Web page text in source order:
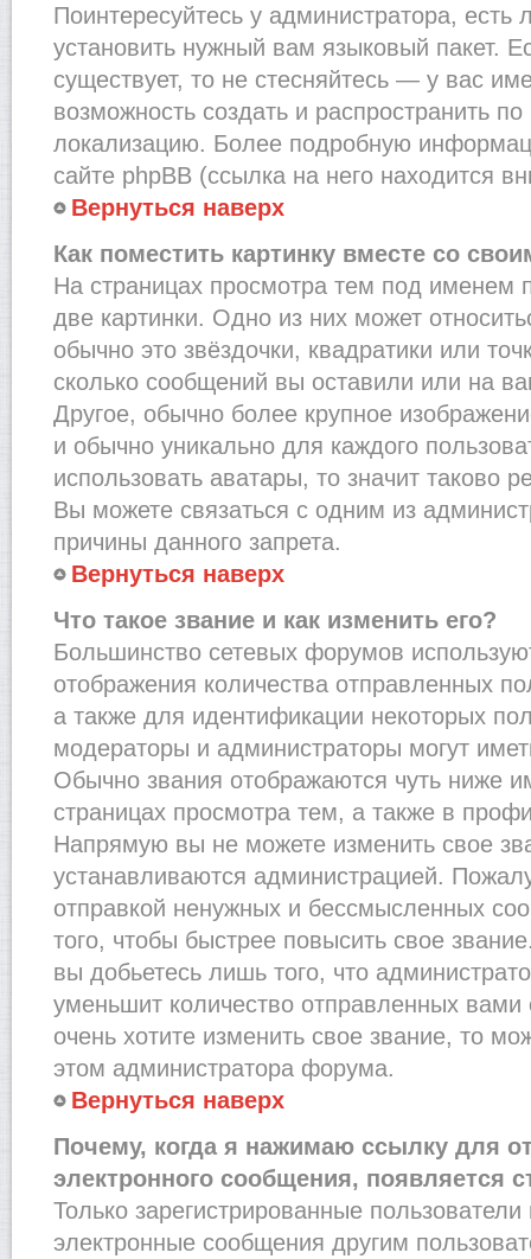
Поинтересуйтесь у администратора, есть
установить нужный вам языковый пакет.
существует, то не стесняйтесь — у вас
возможность создать и распространить
локализацию. Более подробную
сайте phpBB (ссылка на него находится
Вернуться наверх
Как поместить картинку вместе со
На страницах просмотра тем под именем
две картинки. Одно из них может
обычно это звёздочки, квадратики или
сколько сообщений вы оставили или на
Другое, обычно более крупное
и обычно уникально для каждого
использовать аватары, то значит таково
Вы можете связаться с одним из
причины данного запрета.
Вернуться наверх
Что такое звание и как изменить его?
Большинство сетевых форумов
отображения количества отправленных
а также для идентификации некоторых
модераторы и администраторы могут
Обычно звания отображаются чуть ниже
страницах просмотра тем, а также в
Напрямую вы не можете изменить свое
устанавливаются администрацией.
отправкой ненужных и бессмысленных
того, чтобы быстрее повысить свое
вы добьетесь лишь того, что
уменьшит количество отправленных
очень хотите изменить свое звание, то
этом администратора форума.
Вернуться наверх
Почему, когда я нажимаю ссылку для
электронного сообщения, появляется
Только зарегистрированные пользователи
электронные сообщения другим